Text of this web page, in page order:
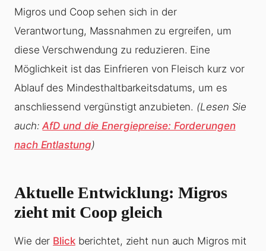
Migros und Coop sehen sich in der
Verantwortung, Massnahmen zu ergreifen, um
diese Verschwendung zu reduzieren. Eine
Möglichkeit ist das Einfrieren von Fleisch kurz vor
Ablauf des Mindesthaltbarkeitsdatums, um es
anschliessend vergünstigt anzubieten. (Lesen Sie
auch:AfD und die Energiepreise: Forderungen
nach Entlastung)
Aktuelle Entwicklung: Migros
zieht mit Coop gleich
Wie der Blickberichtet, zieht nun auch Migros mit